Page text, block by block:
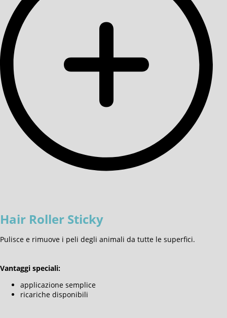
Hair Roller Sticky
Pulisce e rimuove i peli degli animali da tutte le superfici.
Vantaggi speciali:
applicazione semplice
ricariche disponibili